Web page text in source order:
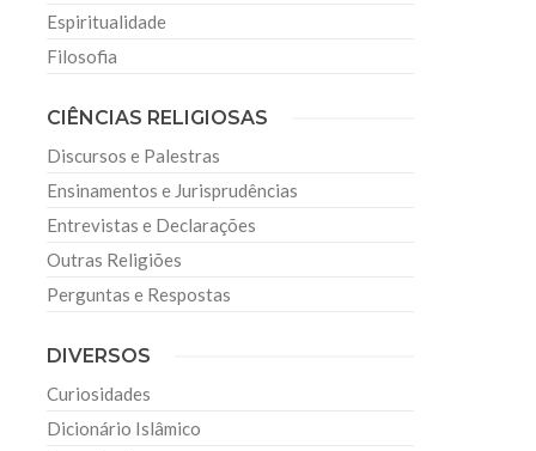
Espiritualidade
Filosofia
CIÊNCIAS RELIGIOSAS
Discursos e Palestras
Ensinamentos e Jurisprudências
Entrevistas e Declarações
Outras Religiões
Perguntas e Respostas
DIVERSOS
Curiosidades
Dicionário Islâmico